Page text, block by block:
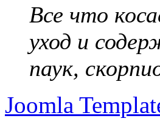
Все что
уход и
паук,
Joomla